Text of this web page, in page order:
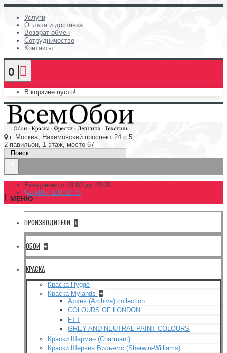
Услуги
Оплата и доставка
Возврат-обмен
Сотрудничество
Контакты
0
В корзине пусто!
г. Москва, Нахимовский проспект 24 с 5,
2 павильон, 1 этаж, место 67
Ежедневно с 10:00 до 20:00
8 (495) 109-02-76
МЕНЮ
ПРОИЗВОДИТЕЛИ +
ОБОИ +
КРАСКА
Краска Hygge
Краска Mylands +
Архив (Archive) collection
COLOURS OF LONDON
FTT
GREY AND NEUTRAL PAINT COLOURS
Краски Шарман (Charmant)
Краски Шервин Вильемс (Sherwin-Williams)